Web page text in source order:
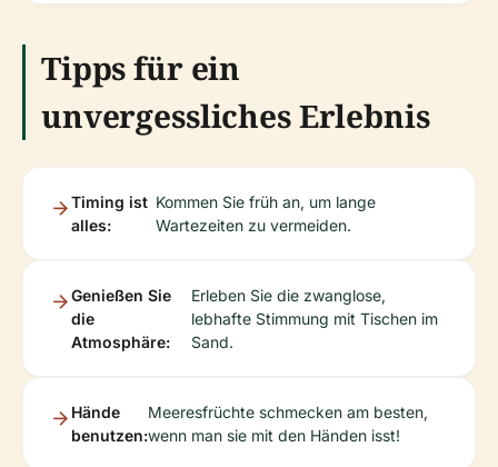
Tipps für ein
unvergessliches Erlebnis
Timing ist
alles:
Kommen Sie früh an, um lange
Wartezeiten zu vermeiden.
Genießen Sie
die
Atmosphäre:
Erleben Sie die zwanglose,
lebhafte Stimmung mit Tischen im
Sand.
Hände
benutzen:
Meeresfrüchte schmecken am besten,
wenn man sie mit den Händen isst!